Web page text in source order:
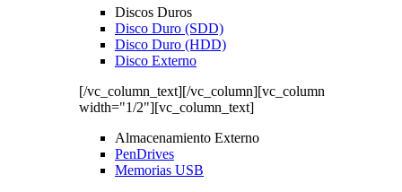
Discos Duros
Disco Duro (SDD)
Disco Duro (HDD)
Disco Externo
[/vc_column_text][/vc_column][vc_column
width="1/2"][vc_column_text]
Almacenamiento Externo
PenDrives
Memorias USB